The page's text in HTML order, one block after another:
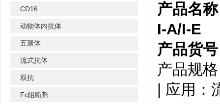
CD16
动物体内抗体
五聚体
流式抗体
双抗
Fc阻断剂
产品名
I-A/I-E
产品货
产品规
| 应用